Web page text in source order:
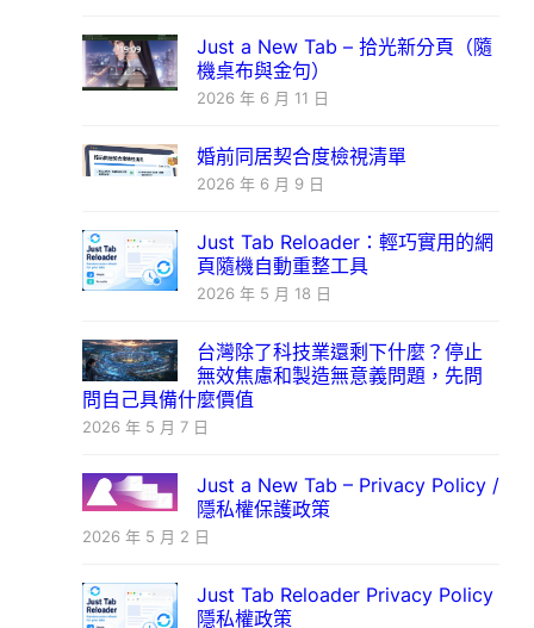
Just a New Tab – 拾光新分頁（隨
機桌布與金句）
2026 年 6 月 11 日
婚前同居契合度檢視清單
2026 年 6 月 9 日
Just Tab Reloader：輕巧實用的網
頁隨機自動重整工具
2026 年 5 月 18 日
台灣除了科技業還剩下什麼？停止
無效焦慮和製造無意義問題，先問
問自己具備什麼價值
2026 年 5 月 7 日
Just a New Tab – Privacy Policy /
隱私權保護政策
2026 年 5 月 2 日
Just Tab Reloader Privacy Policy
隱私權政策